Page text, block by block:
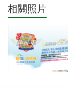
相關照片